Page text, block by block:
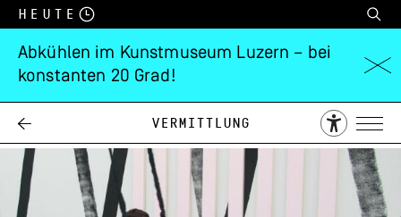
Heute
Abkühlen im Kunstmuseum Luzern – bei
konstanten 20 Grad!
Vermittlung
60PLUS